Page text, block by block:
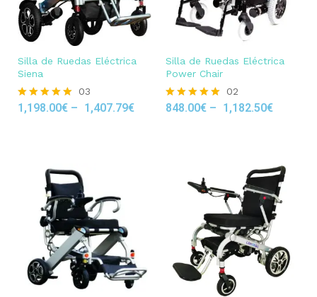
Silla de Ruedas Eléctrica
Siena
Rated
03
1,198.00€ – 1,407.79€
Silla de Ruedas Eléctrica
Power Chair
Rated
02
848.00€ – 1,182.50€